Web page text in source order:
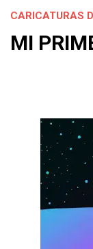
CARICATURAS
MI